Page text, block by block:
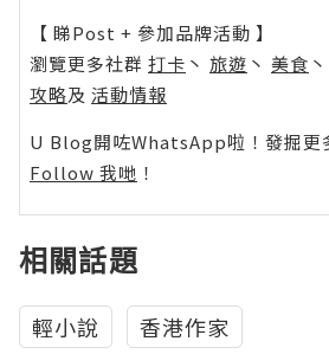
【 睇Post + 參加品牌活動 】
瀏覽更多社群 打卡 丶 旅遊 丶 美食 丶
攻略及 活動情報
U Blog開咗WhatsApp啦！發掘更
Follow 我哋 ！
相關話題
輕小說 香港作家